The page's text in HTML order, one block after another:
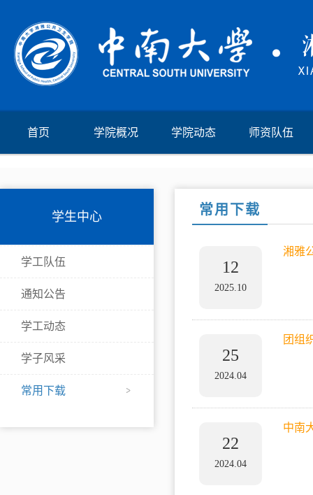
首页 学院概况 学院动态 师资队伍
学生中心
学工队伍
通知公告
学工动态
学子风采
常用下载
常用下载
12
2025.10
湘雅
25
2024.04
团组
22
2024.04
中南